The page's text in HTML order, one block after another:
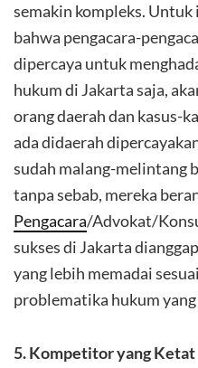
semakin kompleks.
bahwa pengacara-
dipercaya untuk
hukum di Jakarta saja,
orang daerah dan kasus-
ada didaerah
sudah malang-melintang
tanpa sebab, mereka
Pengacara/Advokat/
sukses di Jakarta
yang lebih memadai
problematika hukum
5. Kompetitor yang Ketat